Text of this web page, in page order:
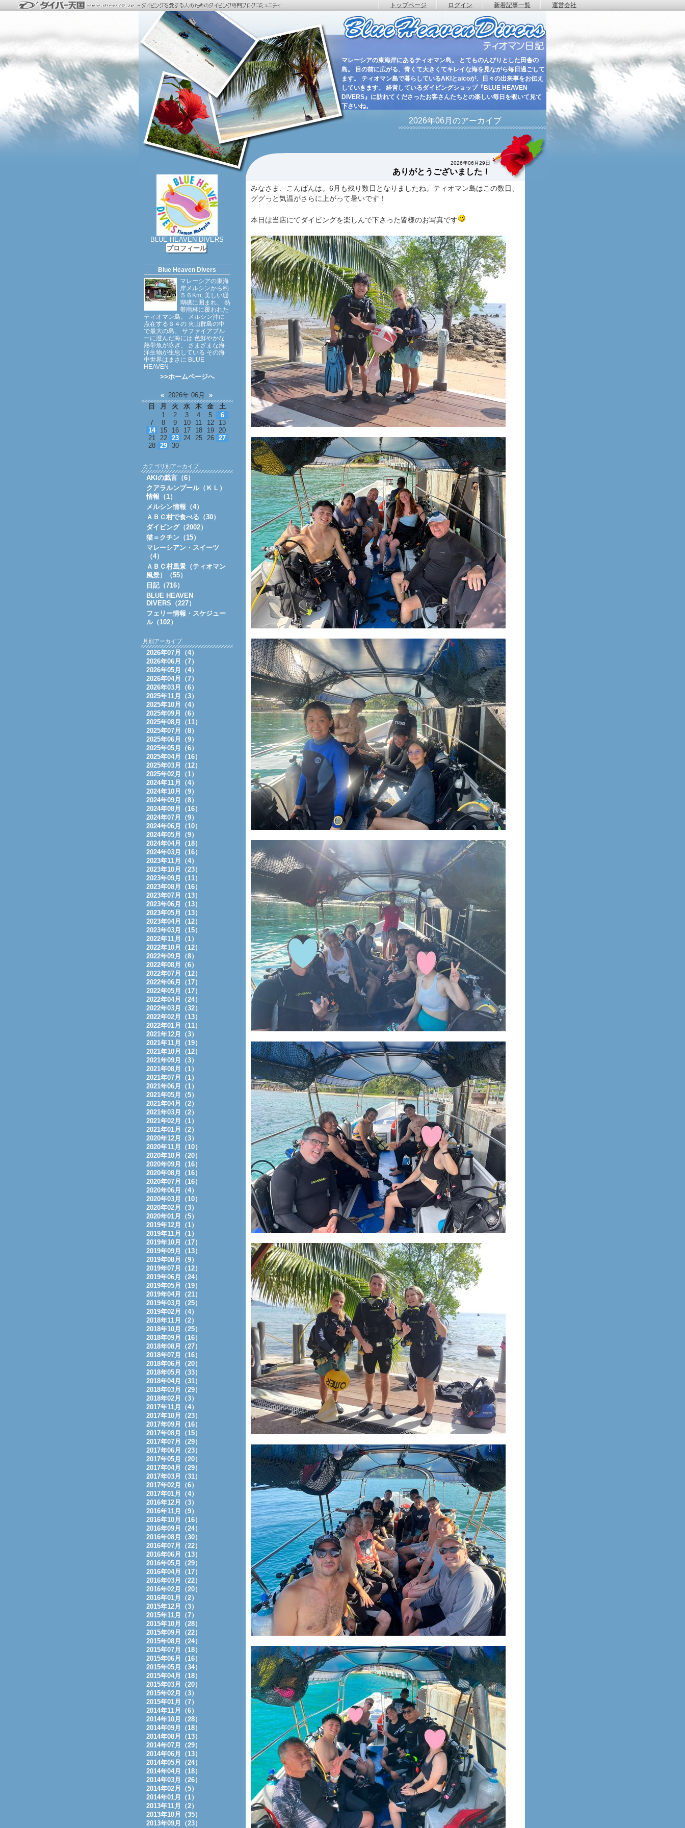
トップページ ログイン 新着記事一覧 運営会社
マレーシアの東海岸にあるティオマン島。 とてものんびりとした田舎の
島。 目の前に広がる、青くて大きくてキレイな海を見ながら毎日過ごして
ます。 ティオマン島で暮らしているAKIとaicoが、日々の出来事をお伝え
していきます。 経営しているダイビングショップ『BLUE HEAVEN
DIVERS』に訪れてくださったお客さんたちとの楽しい毎日を覗いて見て
下さいね。
2026年06月のアーカイブ
2026年06月29日
ありがとうございました！
みなさま、こんばんは。6月も残り数日となりましたね。ティオマン島はこの数日、
ググっと気温がさらに上がって暑いです！
本日は当店にてダイビングを楽しんで下さった皆様のお写真です
BLUE HEAVEN DIVERS
プロフィール
Blue Heaven Divers
マレーシアの東海
岸メルシンから約
５６Km, 美しい珊
瑚礁に囲まれ、 熱
帯雨林に覆われた
ティオマン島。 メルシン沖に
点在する６４の 火山群島の中
で最大の島。 サファイアブル
ーに澄んだ海には 色鮮やかな
熱帯魚が泳ぎ、 さまざまな海
洋生物が生息している その海
中世界はまさに BLUE
HEAVEN
>>ホームページへ
« 2026年 06月 »
日
月 火 水 木 金
土
1
2 3 4 5
6
7
8 9 10 11 12
13
14
15 16 17 18 19
20
21
22 23 24 25 26
27
28
29 30
カテゴリ別アーカイブ
AKIの戯言（6）
クアラルンプール（ＫＬ）
情報（1）
メルシン情報（4）
ＡＢＣ村で食べる（30）
ダイビング（2002）
猫＝クチン（15）
マレーシアン・スイーツ
（4）
ＡＢＣ村風景（ティオマン
風景）（55）
日記（716）
BLUE HEAVEN
DIVERS（227）
フェリー情報・スケジュー
ル（102）
月別アーカイブ
2026年07月（4）
2026年06月（7）
2026年05月（4）
2026年04月（7）
2026年03月（6）
2025年11月（3）
2025年10月（4）
2025年09月（6）
2025年08月（11）
2025年07月（8）
2025年06月（9）
2025年05月（6）
2025年04月（16）
2025年03月（12）
2025年02月（1）
2024年11月（4）
2024年10月（9）
2024年09月（8）
2024年08月（16）
2024年07月（9）
2024年06月（10）
2024年05月（9）
2024年04月（18）
2024年03月（16）
2023年11月（4）
2023年10月（23）
2023年09月（11）
2023年08月（16）
2023年07月（13）
2023年06月（13）
2023年05月（13）
2023年04月（12）
2023年03月（15）
2022年11月（1）
2022年10月（12）
2022年09月（8）
2022年08月（6）
2022年07月（12）
2022年06月（17）
2022年05月（17）
2022年04月（24）
2022年03月（32）
2022年02月（13）
2022年01月（11）
2021年12月（3）
2021年11月（19）
2021年10月（12）
2021年09月（3）
2021年08月（1）
2021年07月（1）
2021年06月（1）
2021年05月（5）
2021年04月（2）
2021年03月（2）
2021年02月（1）
2021年01月（2）
2020年12月（3）
2020年11月（10）
2020年10月（20）
2020年09月（16）
2020年08月（16）
2020年07月（16）
2020年06月（4）
2020年03月（10）
2020年02月（3）
2020年01月（5）
2019年12月（1）
2019年11月（1）
2019年10月（17）
2019年09月（13）
2019年08月（9）
2019年07月（12）
2019年06月（24）
2019年05月（19）
2019年04月（21）
2019年03月（25）
2019年02月（4）
2018年11月（2）
2018年10月（25）
2018年09月（16）
2018年08月（27）
2018年07月（16）
2018年06月（20）
2018年05月（33）
2018年04月（31）
2018年03月（29）
2018年02月（3）
2017年11月（4）
2017年10月（23）
2017年09月（16）
2017年08月（15）
2017年07月（29）
2017年06月（23）
2017年05月（20）
2017年04月（29）
2017年03月（31）
2017年02月（6）
2017年01月（4）
2016年12月（3）
2016年11月（9）
2016年10月（16）
2016年09月（24）
2016年08月（30）
2016年07月（22）
2016年06月（13）
2016年05月（29）
2016年04月（17）
2016年03月（22）
2016年02月（20）
2016年01月（2）
2015年12月（3）
2015年11月（7）
2015年10月（28）
2015年09月（22）
2015年08月（24）
2015年07月（18）
2015年06月（16）
2015年05月（34）
2015年04月（18）
2015年03月（20）
2015年02月（3）
2015年01月（7）
2014年11月（6）
2014年10月（28）
2014年09月（18）
2014年08月（13）
2014年07月（29）
2014年06月（13）
2014年05月（24）
2014年04月（18）
2014年03月（26）
2014年02月（5）
2014年01月（1）
2013年11月（2）
2013年10月（35）
2013年09月（23）